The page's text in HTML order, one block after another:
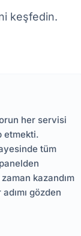
keşfedin.
her servisi
etmekti.
tüm
kazandım
gözden